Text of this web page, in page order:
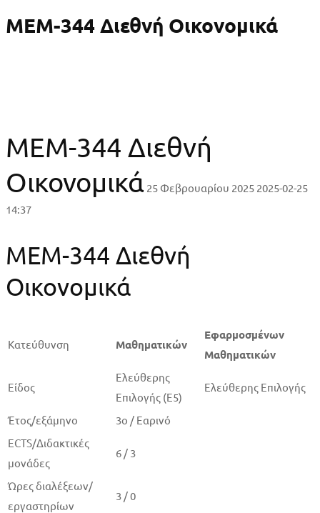
MEM-344 Διεθνή Οικονομικά
MEM-344 Διεθνή
Οικονομικά 25 Φεβρουαρίου 2025 2025-02-25
14:37
MEM-344 Διεθνή
Οικονομικά
Κατεύθυνση Μαθηματικών
Εφαρμοσμένων
Μαθηματικών
Είδος
Ελεύθερης
Επιλογής (Ε5)
Ελεύθερης Επιλογής
Έτος/εξάμηνο
3ο / Εαρινό
ECTS/Διδακτικές
μονάδες
6 / 3
Ώρες διαλέξεων/
εργαστηρίων
3 / 0